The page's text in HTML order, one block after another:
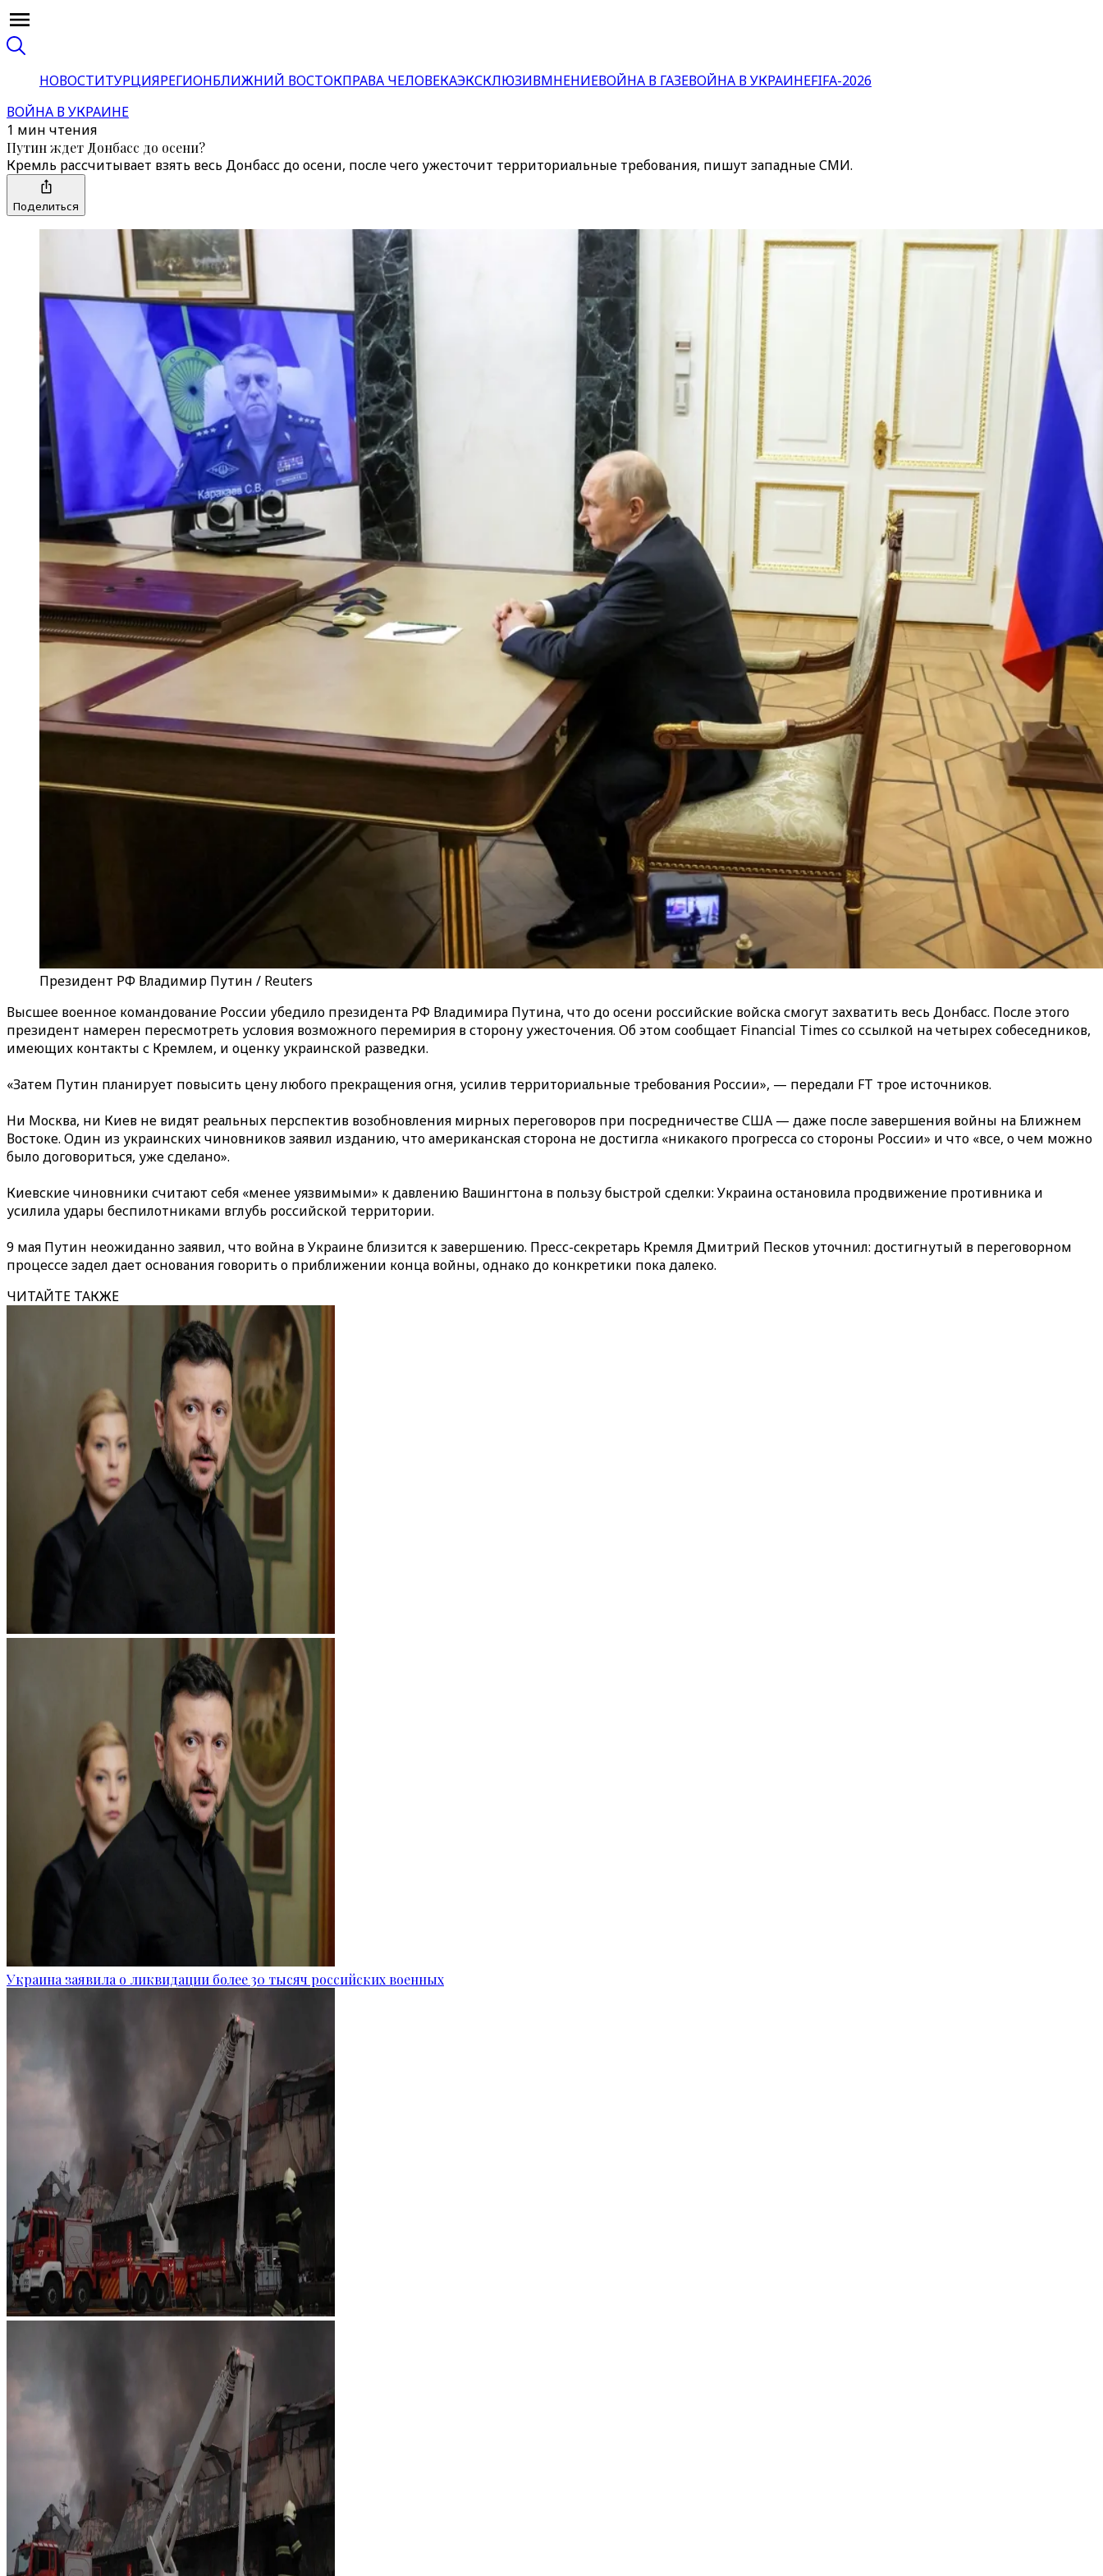
НОВОСТИТУРЦИЯРЕГИОНБЛИЖНИЙ ВОСТОКПРАВА ЧЕЛОВЕКАЭКСКЛЮЗИВМНЕНИЕВОЙНА В ГАЗЕВОЙНА В УКРАИНЕFIFA-2026
ВОЙНА В УКРАИНЕ
1 мин чтения
Путин ждет Донбасс до осени?
Кремль рассчитывает взять весь Донбасс до осени, после чего ужесточит территориальные требования, пишут западные СМИ.
Поделиться
Президент РФ Владимир Путин / Reuters
Высшее военное командование России убедило президента РФ Владимира Путина, что до осени российские войска смогут захватить весь Донбасс. После этого
президент намерен пересмотреть условия возможного перемирия в сторону ужесточения. Об этом сообщает Financial Times со ссылкой на четырех собеседников,
имеющих контакты с Кремлем, и оценку украинской разведки.
«Затем Путин планирует повысить цену любого прекращения огня, усилив территориальные требования России», — передали FT трое источников.
Ни Москва, ни Киев не видят реальных перспектив возобновления мирных переговоров при посредничестве США — даже после завершения войны на Ближнем
Востоке. Один из украинских чиновников заявил изданию, что американская сторона не достигла «никакого прогресса со стороны России» и что «все, о чем можно
было договориться, уже сделано».
Киевские чиновники считают себя «менее уязвимыми» к давлению Вашингтона в пользу быстрой сделки: Украина остановила продвижение противника и
усилила удары беспилотниками вглубь российской территории.
9 мая Путин неожиданно заявил, что война в Украине близится к завершению. Пресс-секретарь Кремля Дмитрий Песков уточнил: достигнутый в переговорном
процессе задел дает основания говорить о приближении конца войны, однако до конкретики пока далеко.
ЧИТАЙТЕ ТАКЖЕ
Украина заявила о ликвидации более 30 тысяч российских военных